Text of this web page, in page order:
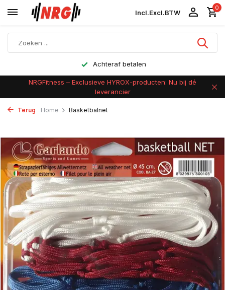
Incl.Excl.BTW
0
Achteraf betalen
NRGFitness – Exclusieve HYROX-producten: Nu bij dé
leverancier
Terug Home Basketbalnet